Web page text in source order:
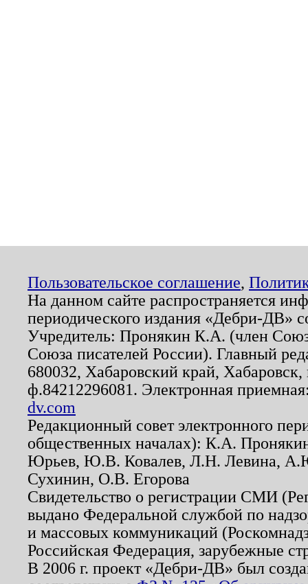
Пользовательское соглашение,
На данном сайте распространяется
периодического издания «Дебри-ДВ»
Учредитель: Пронякин К.А. (член
Союза писателей России). Главный
680032, Хабаровский край,
ф.84212296081. Электронная
dv.com
Редакционный совет электронного
общественных началах): К.А.
Юрьев, Ю.В. Ковалев, Л.Н. Левина,
Сухинин, О.В. Егорова
Свидетельство о регистрации СМИ
выдано Федеральной службой по
и массовых коммуникаций
Российская Федерация, зарубежные
В 2006 г. проект «Дебри-ДВ» был